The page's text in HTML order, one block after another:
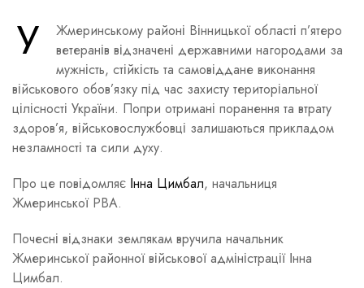
У
Жмеринському районі Вінницької області п’ятеро
ветеранів відзначені державними нагородами за
мужність, стійкість та самовіддане виконання
військового обов’язку під час захисту територіальної
цілісності України. Попри отримані поранення та втрату
здоров’я, військовослужбовці залишаються прикладом
незламності та сили духу.
Про це повідомляє Інна Цимбал, начальниця
Жмеринської РВА.
Почесні відзнаки землякам вручила начальник
Жмеринської районної військової адміністрації Інна
Цимбал.